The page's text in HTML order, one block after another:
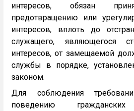
интересов, обязан
предотвращению или
интересов, вплоть до
служащего, являющегося
интересов, от замещаемой
службы в порядке,
законом.
Для соблюдения
поведению